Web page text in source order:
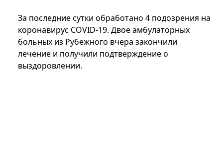
За последние сутки обработано 4 подозрения на
коронавирус COVID-19. Двое амбулаторных
больных из Рубежного вчера закончили
лечение и получили подтверждение о
выздоровлении.